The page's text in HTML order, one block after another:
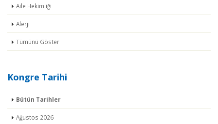
Aile Hekimliği
Alerji
Tümünü Göster
Kongre Tarihi
Bütün Tarihler
Ağustos 2026